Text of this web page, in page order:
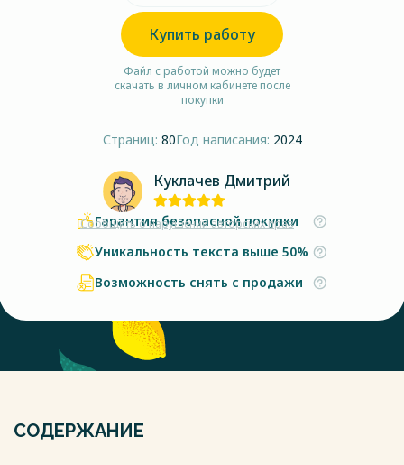
Купить работу
Файл с работой можно будет
скачать в личном кабинете после
покупки
Страниц: 80Год написания: 2024
Куклачев Дмитрий
Сообщить о нарушении авторских прав
Гарантия безопасной покупки
Уникальность текста выше 50%
Возможность снять с продажи
СОДЕРЖАНИЕ